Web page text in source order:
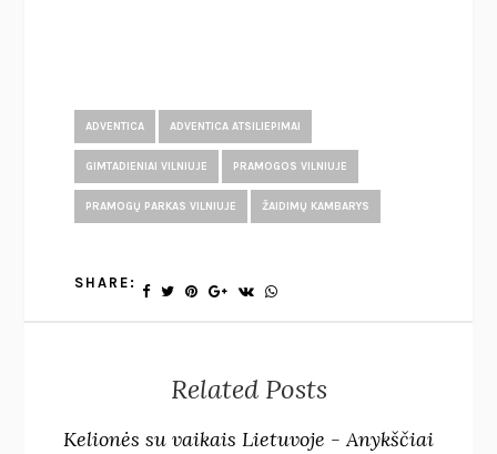
ADVENTICA ADVENTICA ATSILIEPIMAI
GIMTADIENIAI VILNIUJE PRAMOGOS VILNIUJE
PRAMOGŲ PARKAS VILNIUJE ŽAIDIMŲ KAMBARYS
SHARE:
Related Posts
Kelionės su vaikais Lietuvoje - Anykščiai